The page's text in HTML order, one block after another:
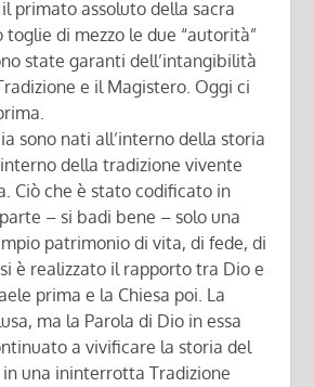
primato assoluto della sacra
di mezzo le due “autorità”
state garanti dell’intangibilità
e il Magistero. Oggi ci
sono nati all’interno della storia
della tradizione vivente
Ciò che è stato codificato in
– si badi bene – solo una
patrimonio di vita, di fede, di
è realizzato il rapporto tra Dio e
prima e la Chiesa poi. La
ma la Parola di Dio in essa
a vivificare la storia del
una ininterrotta Tradizione